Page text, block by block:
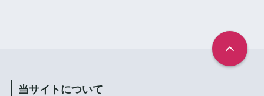
当サイトについて